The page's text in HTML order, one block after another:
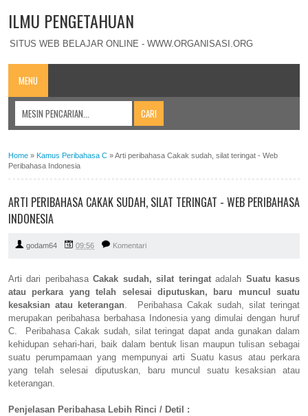
ILMU PENGETAHUAN
SITUS WEB BELAJAR ONLINE - WWW.ORGANISASI.ORG
MENU
Home » Kamus Peribahasa C »Arti peribahasa Cakak sudah, silat teringat - Web
Peribahasa Indonesia
ARTI PERIBAHASA CAKAK SUDAH, SILAT TERINGAT - WEB PERIBAHASA
INDONESIA
godam64 09:56 Komentari
Arti dari peribahasaCakak sudah, silat teringatadalah Suatu kasus
atau perkara yang telah selesai diputuskan, baru muncul suatu
kesaksian atau keterangan. Peribahasa Cakak sudah, silat teringat
merupakan peribahasa berbahasa Indonesia yang dimulai dengan huruf
C. Peribahasa Cakak sudah, silat teringat dapat anda gunakan dalam
kehidupan sehari-hari, baik dalam bentuk lisan maupun tulisan sebagai
suatu perumpamaan yang mempunyai arti Suatu kasus atau perkara
yang telah selesai diputuskan, baru muncul suatu kesaksian atau
keterangan.
Penjelasan Peribahasa Lebih Rinci / Detil :